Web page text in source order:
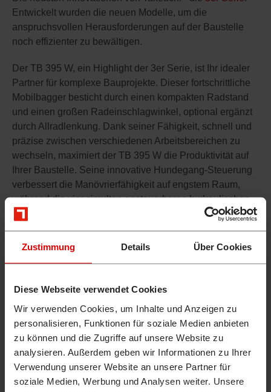
Zustimmung Details Über Cookies
Diese Webseite verwendet Cookies
Wir verwenden Cookies, um Inhalte und Anzeigen zu
personalisieren, Funktionen für soziale Medien anbieten
zu können und die Zugriffe auf unsere Website zu
analysieren. Außerdem geben wir Informationen zu Ihrer
Verwendung unserer Website an unsere Partner für
soziale Medien, Werbung und Analysen weiter. Unsere
Entwickelt wurden die neuen Modelle, um die
anspruchsvollen Herausforderungen auf der Baustelle
noch effizienter zu bewältigen.
Der TB 395 W, ein Highlight der 3er Serie, ist Ihr idealer
Partner für komplexe Bauprojekte. Dieser fortschrittliche
Mobilbagger besticht durch einen kompakten Radstand
und einen großen Radeinschlagwinkel, optional ergänzt
durch Allradlenkung. Dank seiner Fähigkeit, schnell und
präzise zwischen verschiedenen Arbeitsbereichen zu
wechseln, maximiert der TB 395 W die Produktivität auf
Ihrer Baustelle. Seine innovative Hundegang-Steuerung
verbessert die Manövrierfähigkeit auf engstem Raum,
während die vier simultan ansteuerbaren hydraulischen
Zusatzsteuerkreise und multifunktionalen Joysticks eine
simultane Ausführung unterschiedlicher Funktionen
ermöglichen. Die leistungsstarke Hydraulikanlage des TB
TAKEUCHI MOBILBAGGER – KRAFTVOLLE
LEISTUNG BEI MAXIMALER
UMWELTFREUNDLICHKEIT
So flexibel wie im Gelände ist der TB 370 W auch von
seiner Leistung her. Bei seinem Dieselantrieb handelt es